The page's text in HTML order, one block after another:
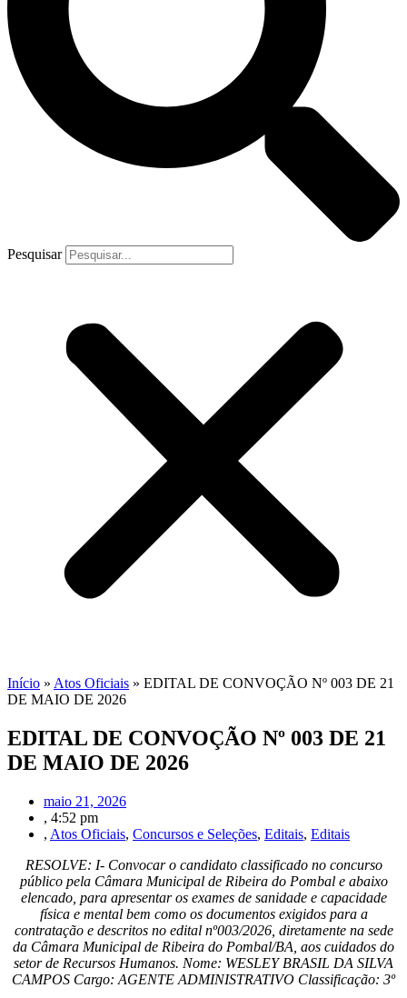
Pesquisar
Início » Atos Oficiais » EDITAL DE CONVOÇÃO Nº 003 DE 21
DE MAIO DE 2026
EDITAL DE CONVOÇÃO Nº 003 DE 21
DE MAIO DE 2026
maio 21, 2026
, 4:52 pm
, Atos Oficiais, Concursos e Seleções, Editais, Editais
RESOLVE: I- Convocar o candidato classificado no concurso
público pela Câmara Municipal de Ribeira do Pombal e abaixo
elencado, para apresentar os exames de sanidade e capacidade
física e mental bem como os documentos exigidos para a
contratação e descritos no edital nº003/2026, diretamente na sede
da Câmara Municipal de Ribeira do Pombal/BA, aos cuidados do
setor de Recursos Humanos. Nome: WESLEY BRASIL DA SILVA
CAMPOS Cargo: AGENTE ADMINISTRATIVO Classificação: 3º